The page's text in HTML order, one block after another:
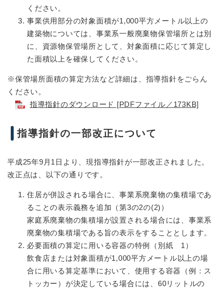
ください。
事業供用部分の対象面積が1,000平方メートル以上の
建築物については、事業系一般廃棄物保管場所とは別
に、資源物保管場所として、対象面積に応じて算定し
た面積以上を確保してください。
※保管場所面積の算定方法など詳細は、指導指針をごらん
ください。
指導指針のダウンロード [PDFファイル／173KB]
指導指針の一部改正について
平成25年9月1日より、現指導指針が一部改正されました。
改正点は、以下の通りです。
住居が併設される場合に、事業系廃棄物の集積場であ
ることの表示義務を追加（第3の2の(2)）
家庭系廃棄物の集積場が設置される場合には、事業系
廃棄物の集積場である旨の表示をすることとします。
必要面積の算定に用いる容器の特例（別紙 1）
飲食店または対象面積が1,000平方メートル以上の場
合に用いる算定基準において、使用する容器（例：ス
トッカー）が決定している場合には、60リットルの